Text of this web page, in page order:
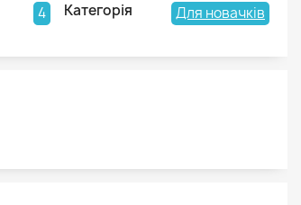
4 Категорія Для новачків